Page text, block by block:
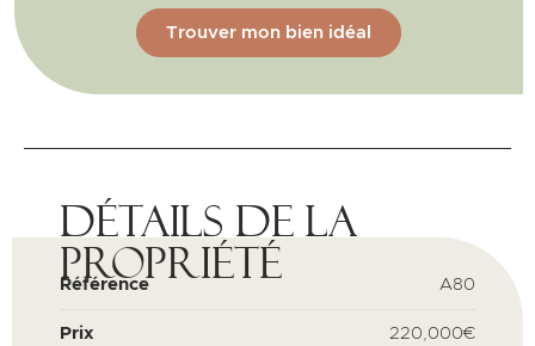
Trouver mon bien idéal
Détails de la
propriété
Référence A80
Prix 220,000€